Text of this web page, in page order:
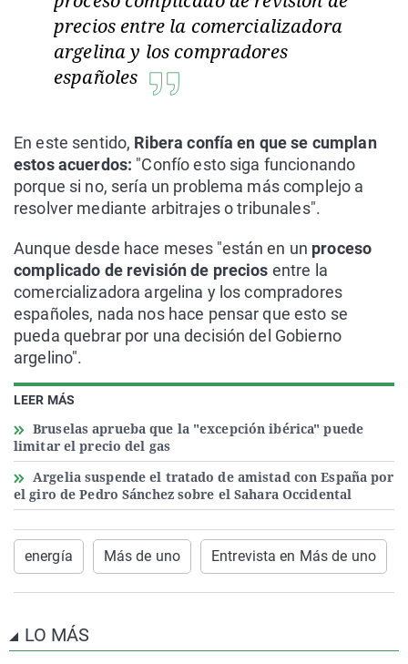
LEER MÁS
Bruselas aprueba que la "excepción ibérica" puede
limitar el precio del gas
Argelia suspende el tratado de amistad con España por
el giro de Pedro Sánchez sobre el Sahara Occidental
precios entre la comercializadora
argelina y los compradores
españoles
En este sentido, Ribera confía en que se cumplan
estos acuerdos: "Confío esto siga funcionando
porque si no, sería un problema más complejo a
resolver mediante arbitrajes o tribunales".
Aunque desde hace meses "están en un proceso
complicado de revisión de precios entre la
comercializadora argelina y los compradores
españoles, nada nos hace pensar que esto se
pueda quebrar por una decisión del Gobierno
argelino".
energía Más de uno Entrevista en Más de uno
LO MÁS